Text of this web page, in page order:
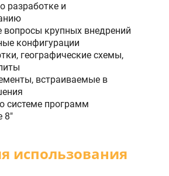
разработке и
вопросы крупных внедрений
конфигурации
географические схемы,
встраиваемые в
системе программ
8"
использования